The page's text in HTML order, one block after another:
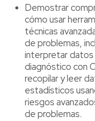
Demostrar
cómo usar
técnicas
de problemas,
interpretar
diagnóstico con
recopilar y leer
estadísticos
riesgos
de problemas.